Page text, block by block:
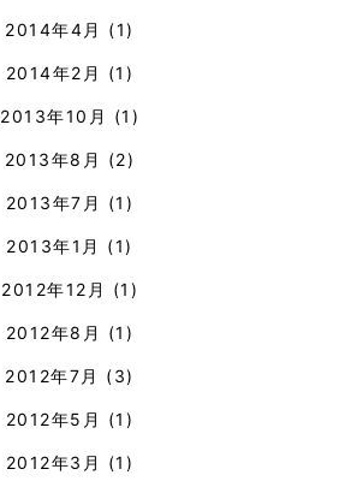
2014年4月 (1)
2014年2月 (1)
2013年10月 (1)
2013年8月 (2)
2013年7月 (1)
2013年1月 (1)
2012年12月 (1)
2012年8月 (1)
2012年7月 (3)
2012年5月 (1)
2012年3月 (1)